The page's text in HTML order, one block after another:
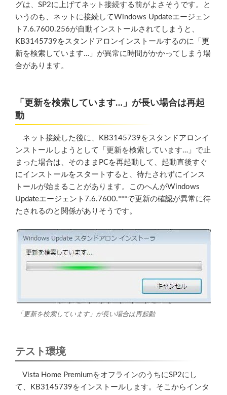
グは、SP2に上げてネット接続する前がよさそうです。と
いうのも、ネットに接続してWindows Updateエージェン
ト7.6.7600.256が自動インストールされてしまうと、
KB3145739をスタンドアロンインストールするのに「更
新を検索しています…」が異常に時間がかかってしまう場
合があります。
「更新を検索しています…」が長い場合は再起
動
ネット接続した後に、KB3145739をスタンドアロンイ
ンストールしようとして「更新を検索しています…」で止
まった場合は、そのままPCを再起動して、起動直後すぐ
にインストールをスタートすると、待たされずにインス
トールが始まることがあります。このへんがWindows
Updateエージェント7.6.7600.***で更新の確認が異常に待
たされるのと関係がありそうです。
「更新を検索しています」が長い場合は再起動
テスト環境
Vista Home PremiumをオフラインのうちにSP2にし
て、KB3145739をインストールします。そこからインタ